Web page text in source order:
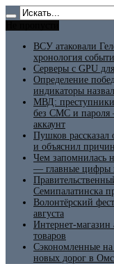
ВСУ атаковали
хронология
Серверы с GPU
Определение
индикаторы
МВД: преступники
без СМС и пароля
аккаунт
Пушков
и объяснил
Чем запомнилась
— главные цифры
Семипалатинска
Волонтёрский
августа
Интернет-
товаров
Сэкономленные на
новых дорог в